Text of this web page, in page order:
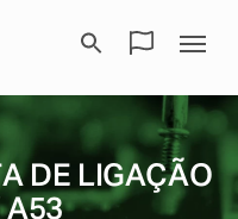
DE LIGAÇÃO
A53